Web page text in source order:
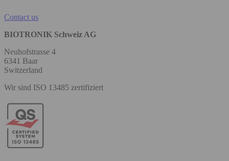
Contact us
BIOTRONIK Schweiz AG
Neuhofstrasse 4
6341 Baar
Switzerland
Wir sind ISO 13485 zertifiziert